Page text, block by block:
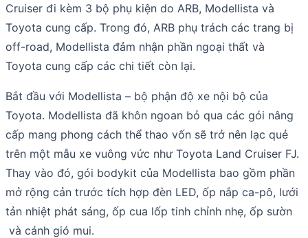
Cruiser đi kèm 3 bộ phụ kiện do ARB, Modellista và
Toyota cung cấp. Trong đó, ARB phụ trách các trang bị
off-road, Modellista đảm nhận phần ngoại thất và
Toyota cung cấp các chi tiết còn lại.
Bắt đầu với Modellista – bộ phận độ xe nội bộ của
Toyota. Modellista đã khôn ngoan bỏ qua các gói nâng
cấp mang phong cách thể thao vốn sẽ trở nên lạc quẻ
trên một mẫu xe vuông vức như Toyota Land Cruiser FJ.
Thay vào đó, gói bodykit của Modellista bao gồm phần
mở rộng cản trước tích hợp đèn LED, ốp nắp ca-pô, lưới
tản nhiệt phát sáng, ốp cua lốp tinh chỉnh nhẹ, ốp sườn
và cánh gió mui.